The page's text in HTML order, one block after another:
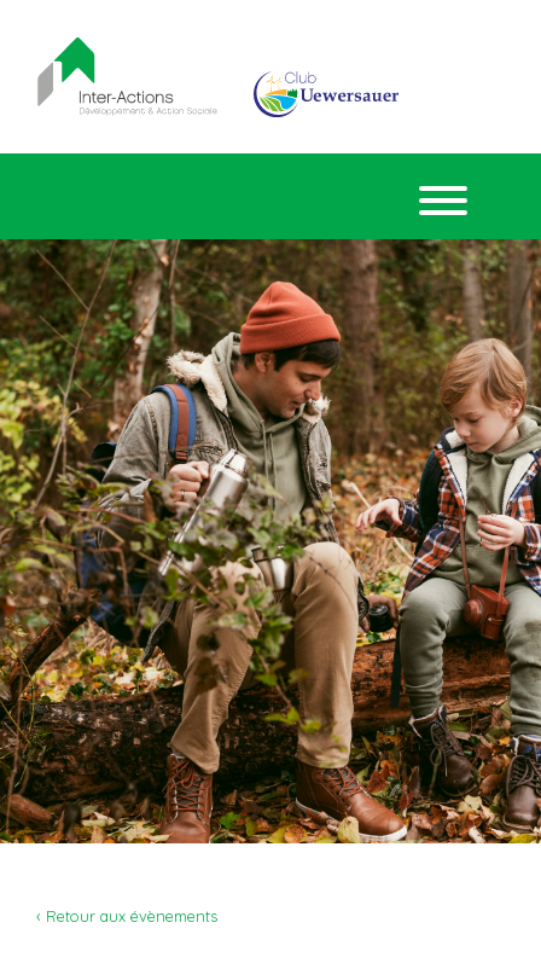
‹ Retour aux évènements